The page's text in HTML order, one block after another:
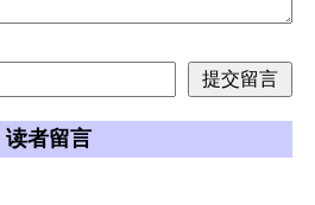
读者留言